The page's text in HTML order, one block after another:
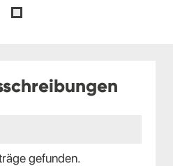
gefunden.